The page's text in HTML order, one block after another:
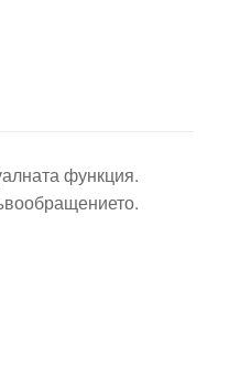
функция.